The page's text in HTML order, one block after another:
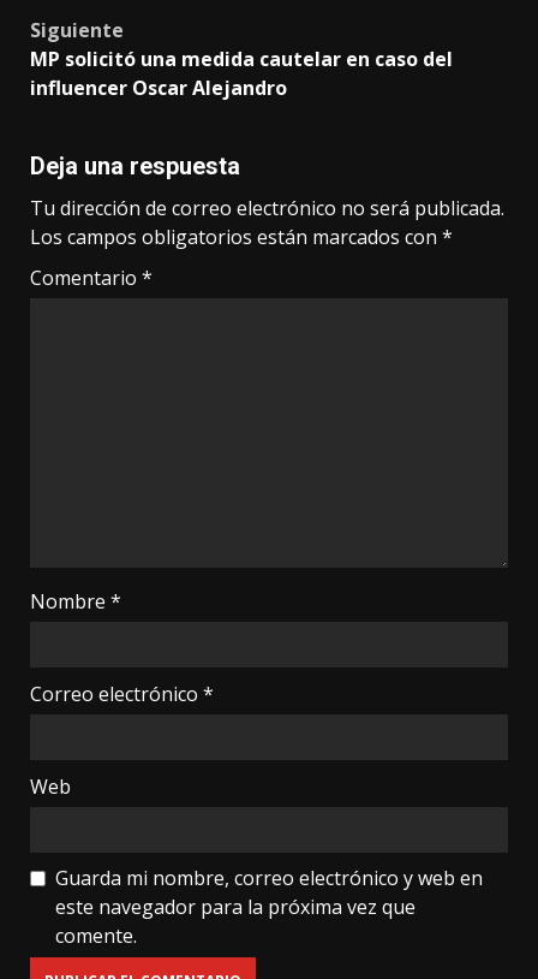
Siguiente
MP solicitó una medida cautelar en caso del
influencer Oscar Alejandro
Deja una respuesta
Tu dirección de correo electrónico no será publicada.
Los campos obligatorios están marcados con *
Comentario *
Nombre *
Correo electrónico *
Web
Guarda mi nombre, correo electrónico y web en
este navegador para la próxima vez que
comente.